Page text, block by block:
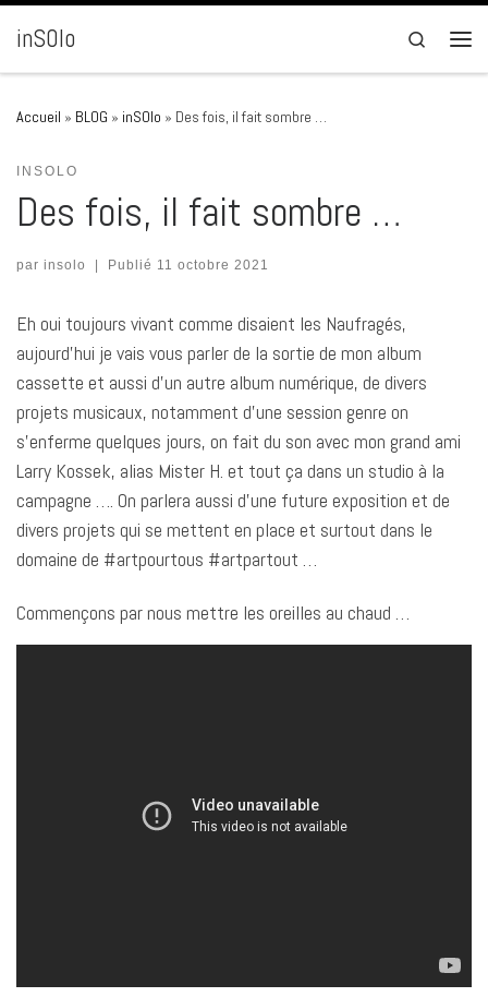
Passer au contenu
inSOlo
Search
Accueil » BLOG » inSOlo » Des fois, il fait sombre …
INSOLO
Des fois, il fait sombre …
par insolo | Publié 11 octobre 2021
Eh oui toujours vivant comme disaient les Naufragés,
aujourd’hui je vais vous parler de la sortie de mon album
cassette et aussi d’un autre album numérique, de divers
projets musicaux, notamment d’une session genre on
s’enferme quelques jours, on fait du son avec mon grand ami
Larry Kossek, alias Mister H. et tout ça dans un studio à la
campagne …. On parlera aussi d’une future exposition et de
divers projets qui se mettent en place et surtout dans le
domaine de #artpourtous #artpartout …
Commençons par nous mettre les oreilles au chaud …